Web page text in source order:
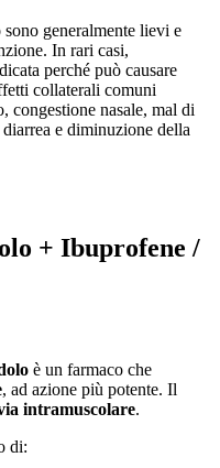
generalmente lievi e
In rari casi,
perché può causare
collaterali comuni
congestione nasale, mal di
e diminuzione della
+ Ibuprofene /
è un farmaco che
, ad azione più potente. Il
intramuscolare.
di: